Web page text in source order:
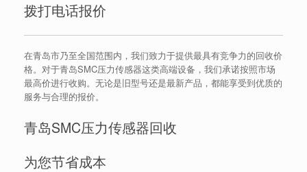
拨打电话报价
在青岛市乃至全国范围内，我们致力于提供最具有竞争力的回收价
格。对于青岛SMC压力传感器这类高端设备，我们承诺按照市场
最高价进行收购。无论是旧型号还是最新产品，都能享受到优质的
服务与合理的报价。
青岛SMC压力传感器回收
为您节省成本